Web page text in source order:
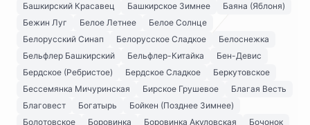
Башкирский Красавец
Башкирское Зимнее
Баяна (Яблоня)
Бежин Луг
Белое Летнее
Белое Солнце
Белорусский Синап
Белорусское Сладкое
Белоснежка
Бельфлер Башкирский
Бельфлер-Китайка
Бен-Девис
Бердское (Ребристое)
Бердское Сладкое
Беркутовское
Бессемянка Мичуринская
Бирское Грушевое
Благая Весть
Благовест
Богатырь
Бойкен (Позднее Зимнее)
Болотовское
Боровинка Боровинка Акуловская
Бочонок